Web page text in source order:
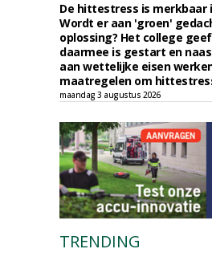
De hittestress is merkbaar
Wordt er aan 'groen'
oplossing? Het college
daarmee is gestart en
aan wettelijke eisen
maatregelen om
maandag 3 augustus 2026
TRENDING